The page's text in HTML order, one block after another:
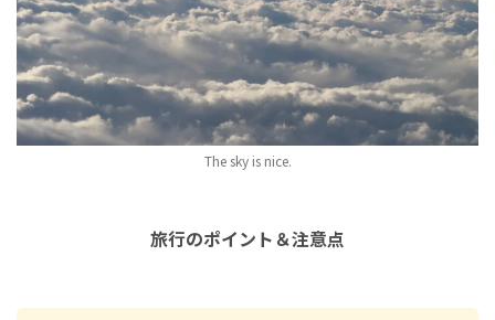
The sky is nice.
旅行のポイント＆注意点